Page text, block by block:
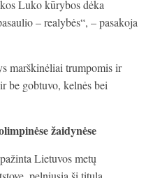
Luko kūrybos dėka
– realybės“, – pasakoja
marškinėliai trumpomis ir
be gobtuvo, kelnės bei
žaidynėse
Lietuvos metų